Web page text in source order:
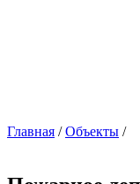
Главная /Объекты /